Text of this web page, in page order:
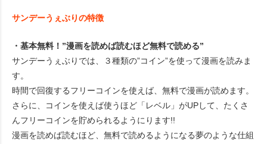
サンデーうぇぶりの特徴
・基本無料！”漫画を読めば読むほど無料で読める”
サンデーうぇぶりでは、３種類の”コイン”を使って漫画を読みま
す。
時間で回復するフリーコインを使えば、無料で漫画が読めます。
さらに、コインを使えば使うほど「レベル」がUPして、たくさ
んフリーコインを貯められるようにります!!
漫画を読めば読むほど、無料で読めるようになる夢のような仕組